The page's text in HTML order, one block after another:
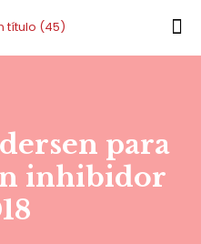
para
inhibidor